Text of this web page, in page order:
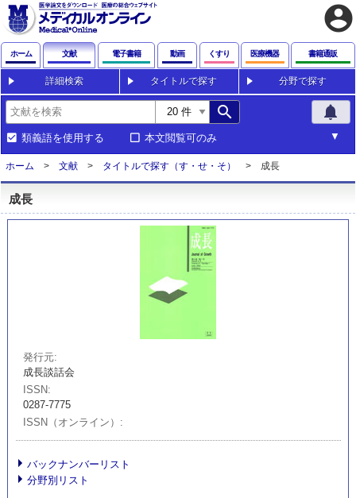
account_circle
ホーム 文献 電子書籍 動画 くすり 医療機器 書籍通販
詳細検索 タイトルで探す 分野で探す
search notifications
類義語を使用する 本文閲覧可のみ
ホーム 文献 タイトルで探す（す・せ・そ） 成長
成長
発行元
成長談話会
ISSN
0287-7775
ISSN（オンライン）
バックナンバーリスト
分野別リスト